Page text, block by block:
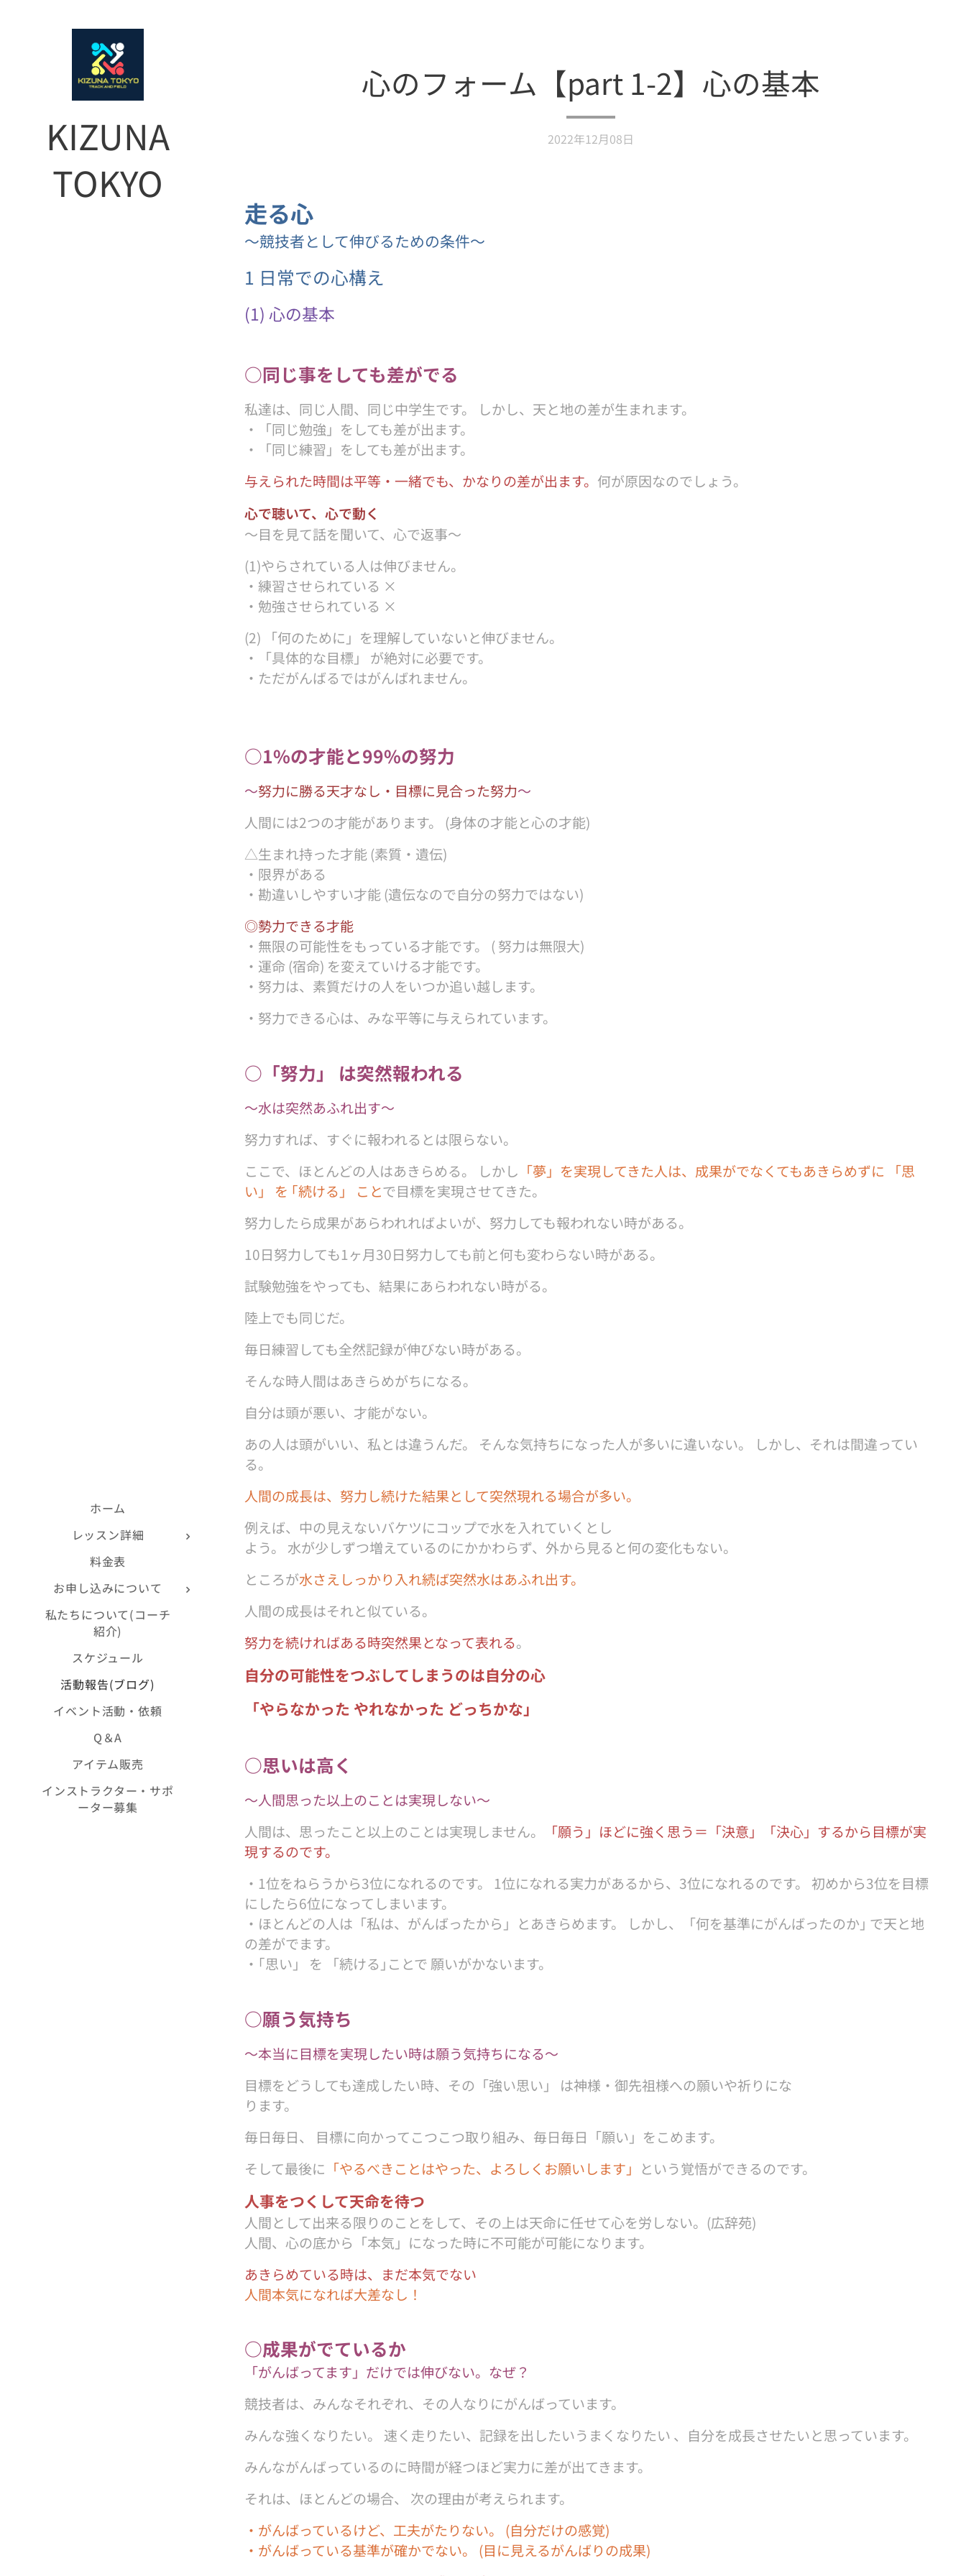
KIZUNA
TOKYO
ホーム
レッスン詳細
料金表
お申し込みについて
私たちについて(コーチ
紹介)
スケジュール
活動報告(ブログ)
イベント活動・依頼
Q＆A
アイテム販売
インストラクター・サポ
ーター募集
心のフォーム【part 1-2】心の基本
2022年12月08日
走る心
〜競技者として伸びるための条件〜
1 日常での心構え
(1) 心の基本
○同じ事をしても差がでる
私達は、同じ人間、同じ中学生です。 しかし、天と地の差が生まれます。
・「同じ勉強」をしても差が出ます。
・「同じ練習」をしても差が出ます。
与えられた時間は平等・一緒でも、かなりの差が出ます。 何が原因なのでしょう。
心で聴いて、心で動く
〜目を見て話を聞いて、心で返事〜
(1)やらされている人は伸びません。
・練習させられている ×
・勉強させられている ×
(2) 「何のために」を理解していないと伸びません。
・「具体的な目標」 が絶対に必要です。
・ただがんばるではがんばれません。
○1%の才能と99%の努力
〜努力に勝る天才なし・目標に見合った努力〜
人間には2つの才能があります。 (身体の才能と心の才能)
△生まれ持った才能 (素質・遺伝)
・限界がある
・勘違いしやすい才能 (遺伝なので自分の努力ではない)
◎勢力できる才能
・無限の可能性をもっている才能です。 ( 努力は無限大)
・運命 (宿命) を変えていける才能です。
・努力は、素質だけの人をいつか追い越します。
・努力できる心は、みな平等に与えられています。
○「努力」 は突然報われる
〜水は突然あふれ出す〜
努力すれば、すぐに報われるとは限らない。
ここで、ほとんどの人はあきらめる。 しかし 「夢」を実現してきた人は、成果がでなくてもあきらめずに 「思
い」 を ｢続ける」 ことで目標を実現させてきた。
努力したら成果があらわれればよいが、努力しても報われない時がある。
10日努力しても1ヶ月30日努力しても前と何も変わらない時がある。
試験勉強をやっても、結果にあらわれない時がる。
陸上でも同じだ。
毎日練習しても全然記録が伸びない時がある。
そんな時人間はあきらめがちになる。
自分は頭が悪い、才能がない。
あの人は頭がいい、私とは違うんだ。 そんな気持ちになった人が多いに違いない。 しかし、それは間違ってい
る。
人間の成長は、努力し続けた結果として突然現れる場合が多い。
例えば、中の見えないバケツにコップで水を入れていくとし
よう。 水が少しずつ増えているのにかかわらず、外から見ると何の変化もない。
ところが水さえしっかり入れ続ば突然水はあふれ出す。
人間の成長はそれと似ている。
努力を続ければある時突然果となって表れる。
自分の可能性をつぶしてしまうのは自分の心
「やらなかった やれなかった どっちかな｣
○思いは高く
〜人間思った以上のことは実現しない〜
人間は、思ったこと以上のことは実現しません。
「願う」ほどに強く思う＝「決意」「決心」するから目標が実
現するのです。
・1位をねらうから3位になれるのです。 1位になれる実力があるから、3位になれるのです。 初めから3位を目標
にしたら6位になってしまいます。
・ほとんどの人は「私は、がんばったから」とあきらめます。 しかし、「何を基準にがんばったのか｣ で天と地
の差がでます。
・｢思い」 を 「続ける｣ことで 願いがかないます。
○願う気持ち
〜本当に目標を実現したい時は願う気持ちになる〜
目標をどうしても達成したい時、その「強い思い」 は神様・御先祖様への願いや祈りにな
ります。
毎日毎日、 目標に向かってこつこつ取り組み、毎日毎日「願い」をこめます。
そして最後に 「やるべきことはやった、よろしくお願いします」 という覚悟ができるのです。
人事をつくして天命を待つ
人間として出来る限りのことをして、その上は天命に任せて心を労しない。(広辞苑)
人間、心の底から「本気」になった時に不可能が可能になります。
あきらめている時は、まだ本気でない
人間本気になれば大差なし！
○成果がでているか
「がんばってます」だけでは伸びない。なぜ？
競技者は、みんなそれぞれ、その人なりにがんばっています。
みんな強くなりたい。 速く走りたい、記録を出したいうまくなりたい 、自分を成長させたいと思っています。
みんながんばっているのに時間が経つほど実力に差が出てきます。
それは、ほとんどの場合、 次の理由が考えられます。
・がんばっているけど、工夫がたりない。 (自分だけの感覚)
・がんばっている基準が確かでない。 (目に見えるがんばりの成果)